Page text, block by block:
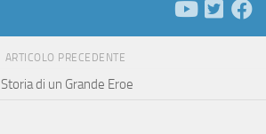
ARTICOLO PRECEDENTE
Storia di un Grande Eroe